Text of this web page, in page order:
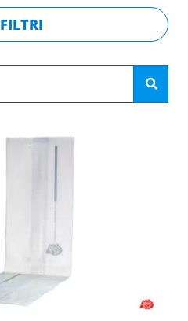
FILTRI